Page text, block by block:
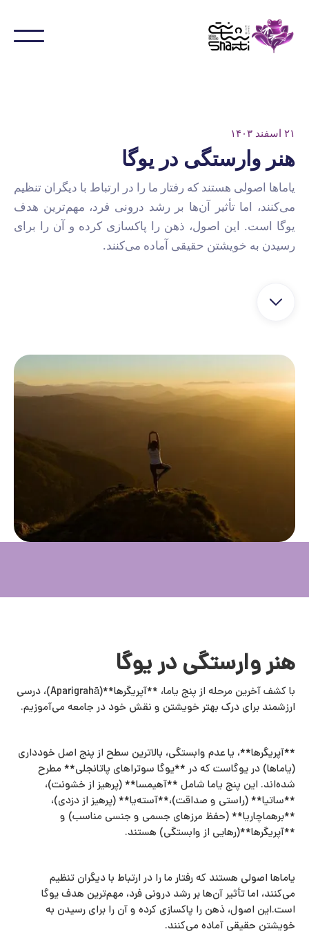
۲۱ اسفند ۱۴۰۳
هنر وارستگی در یوگا
یاماها اصولی هستند که رفتار ما را در ارتباط با دیگران تنظیم
می‌کنند، اما تأثیر آن‌ها بر رشد درونی فرد، مهم‌ترین هدف
یوگا است. این اصول، ذهن را پاکسازی کرده و آن را برای
رسیدن به خویشتن حقیقی آماده می‌کنند.
هنر وارستگی در یوگا
با کشف آخرین مرحله از پنج یاما، **آپریگرها**(Aparigrahā)، درسی
ارزشمند برای درک بهتر خویشتن و نقش خود در جامعه می‌آموزیم.
**آپریگرها**، یا عدم وابستگی، بالاترین سطح از پنج اصل خودداری
(یاماها) در یوگاست که در **یوگا سوتراهای پاتانجلی** مطرح
شده‌اند. این پنج یاما شامل **آهیمسا** (پرهیز از خشونت)،
**ساتیا** (راستی و صداقت)،**آسته‌یا** (پرهیز از دزدی)،
**برهماچاریا** (حفظ مرزهای جسمی و جنسی مناسب) و
**آپریگرها**(رهایی از وابستگی) هستند.
یاماها اصولی هستند که رفتار ما را در ارتباط با دیگران تنظیم
می‌کنند، اما تأثیر آن‌ها بر رشد درونی فرد، مهم‌ترین هدف یوگا
است.این اصول، ذهن را پاکسازی کرده و آن را برای رسیدن به
خویشتن حقیقی آماده می‌کنند.